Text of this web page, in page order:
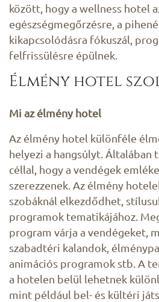
között, hogy a wellness hotel
egészségmegőrzésre, a
kikapcsolódásra fókuszál,
felfrissülésre épülnek.
Élmény hotel
Mi az élmény hotel
Az élmény hotel különféle
helyezi a hangsúlyt. Általában
céllal, hogy a vendégek
szerezzenek. Az élmény
szobáknál elkezdődhet,
programok tematikájához.
program várja a vendégeket,
szabadtéri kalandok,
animációs programok stb. A
a hotelen belül lehetnek
mint például bel- és kültéri